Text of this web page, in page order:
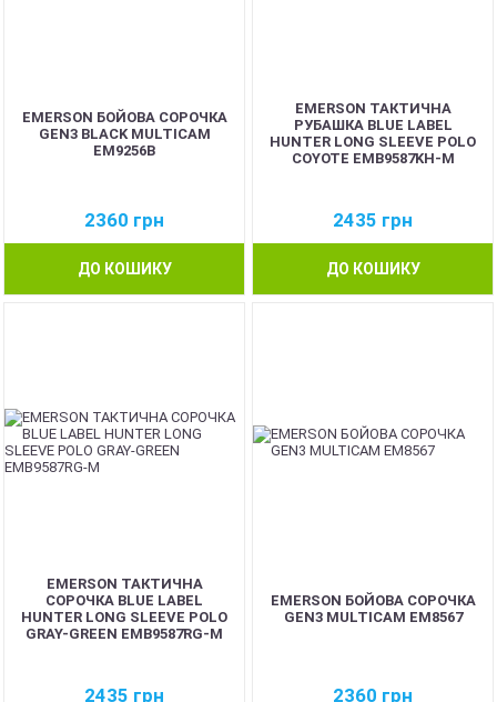
EMERSON БОЙОВА СОРОЧКА
GEN3 BLACK MULTICAM
EM9256B
2360 грн
ДО КОШИКУ
EMERSON ТАКТИЧНА
РУБАШКА BLUE LABEL
HUNTER LONG SLEEVE POLO
COYOTE EMB9587KH-M
2435 грн
ДО КОШИКУ
EMERSON ТАКТИЧНА
СОРОЧКА BLUE LABEL
HUNTER LONG SLEEVE POLO
GRAY-GREEN EMB9587RG-M
2435 грн
EMERSON БОЙОВА СОРОЧКА
GEN3 MULTICAM EM8567
2360 грн